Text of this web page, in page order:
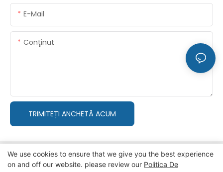
E-Mail
Conţinut
TRIMITEȚI ANCHETĂ ACUM
We use cookies to ensure that we give you the best experience
on and off our website. please review our Politica De